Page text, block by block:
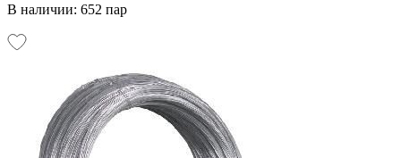
В наличии: 652 пар